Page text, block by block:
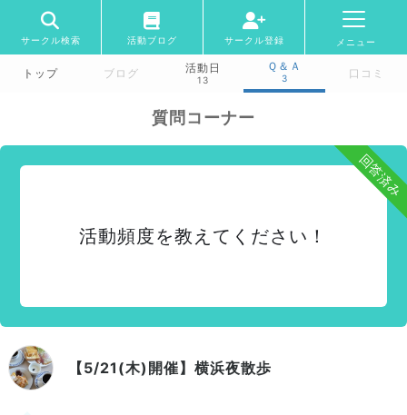
サークル検索 活動ブログ サークル登録 メニュー
トップ ブログ 活動日
13
Ｑ＆Ａ
3 口コミ
質問コーナー
回答済み
活動頻度を教えてください！
【5/21(木)開催】横浜夜散歩